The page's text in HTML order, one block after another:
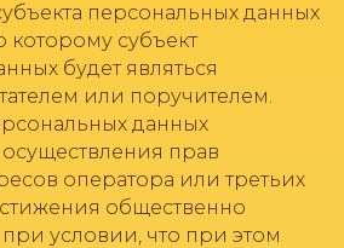
персональных данных
которому субъект
будет являться
или поручителем.
данных
прав
оператора или третьих
общественно
условии, что при этом